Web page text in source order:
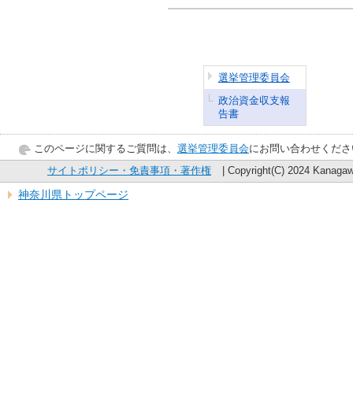
選挙管理委員会
政治資金収支報
告書
このページに関するご質問は、 選挙管理委員会にお問い合わせくだ
サイトポリシー・免責事項・著作権
| Copyright(C) 2024
神奈川県トップページ